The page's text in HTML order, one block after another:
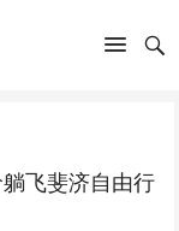
飞斐济自由行